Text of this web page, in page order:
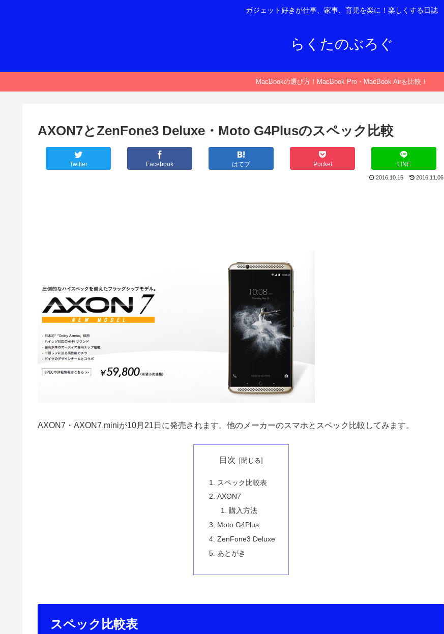
ガジェット好きが仕事、家事、育児を楽に！楽しくする日誌
らくたのぶろぐ
MacBookの選び方！MacBook Pro・MacBook Airを比較！
AXON7とZenFone3 Deluxe・Moto G4Plusのスペック比較
Twitter Facebook はてブ Pocket LINE
2016.11.06
2016.10.16
AXON7・AXON7 miniが10月21日に発売されます。他のメーカーのスマホとスペック比較してみます。
目次
スペック比較表
AXON7
購入方法
Moto G4Plus
ZenFone3 Deluxe
あとがき
スペック比較表